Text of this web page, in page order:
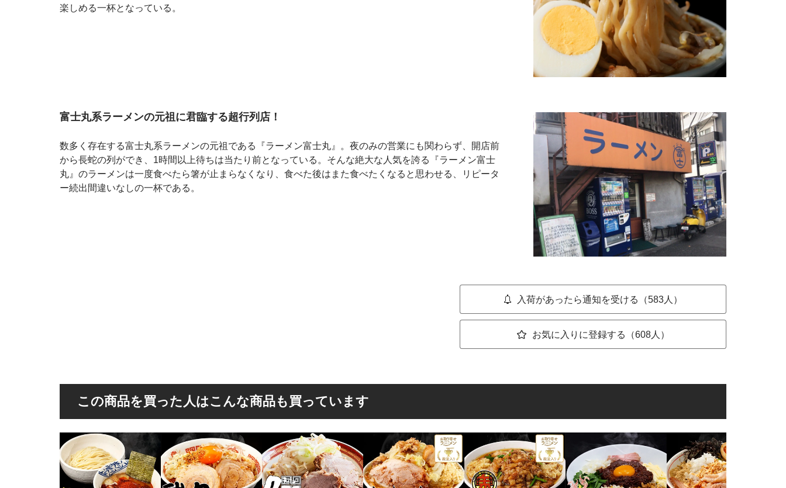
楽しめる一杯となっている。
富士丸系ラーメンの元祖に君臨する超行列店！
数多く存在する富士丸系ラーメンの元祖である『ラーメン富士丸』。夜のみの営業にも関わらず、開店前
から長蛇の列ができ、1時間以上待ちは当たり前となっている。そんな絶大な人気を誇る『ラーメン富士
丸』のラーメンは一度食べたら箸が止まらなくなり、食べた後はまた食べたくなると思わせる、リピータ
ー続出間違いなしの一杯である。
入荷があったら通知を受ける（583人）
お気に入りに登録する（608人）
この商品を買った人はこんな商品も買っています